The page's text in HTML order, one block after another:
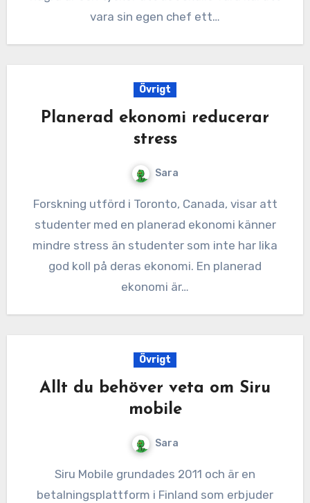
vara sin egen chef ett…
Övrigt
Planerad ekonomi reducerar
stress
Sara
Forskning utförd i Toronto, Canada, visar att
studenter med en planerad ekonomi känner
mindre stress än studenter som inte har lika
god koll på deras ekonomi. En planerad
ekonomi är…
Övrigt
Allt du behöver veta om Siru
mobile
Sara
Siru Mobile grundades 2011 och är en
betalningsplattform i Finland som erbjuder